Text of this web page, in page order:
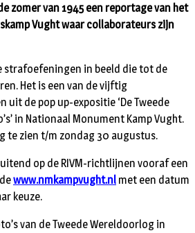
zomer van 1945 een reportage van het
Vught waar collaborateurs zijn
strafoefeningen in beeld die tot de
Het is een van de vijftig
uit de pop up-expositie ‘De Tweede
in Nationaal Monument Kamp Vught.
te zien t/m zondag 30 augustus.
op de RIVM-richtlijnen vooraf een
www.nmkampvught.nl met een datum
keuze.
van de Tweede Wereldoorlog in